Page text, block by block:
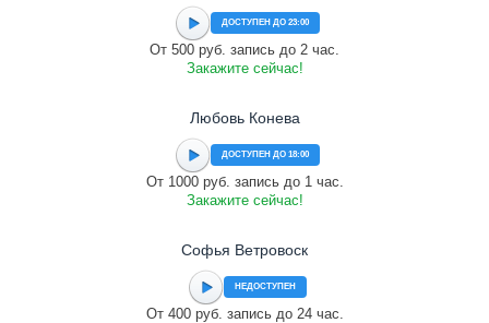
ДОСТУПЕН ДО 23:00
От 500 руб. запись до 2 час.
Закажите сейчас!
Любовь Конева
ДОСТУПЕН ДО 18:00
От 1000 руб. запись до 1 час.
Закажите сейчас!
Софья Ветровоск
НЕДОСТУПЕН
От 400 руб. запись до 24 час.